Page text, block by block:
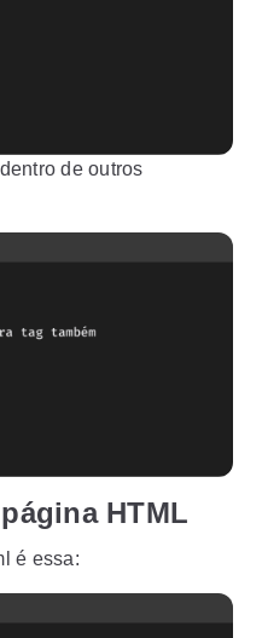
de outros
HTML
é essa: